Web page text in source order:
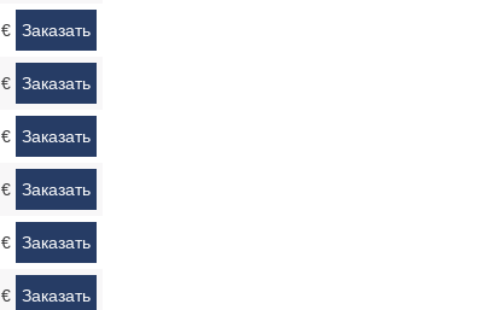
Заказать
Заказать
Заказать
Заказать
Заказать
Заказать